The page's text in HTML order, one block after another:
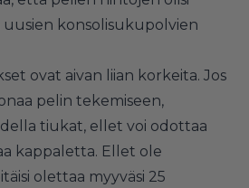
konsolisukupolvien
ovat aivan liian korkeita. Jos
pelin tekemiseen,
tiukat, ellet voi odottaa
kappaletta. Ellet ole
olettaa myyväsi 25